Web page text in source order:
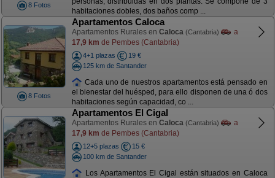
8 Fotos
habitaciones dobles, dos baños comp ...
8 Fotos
Apartamentos Caloca
Apartamentos Rurales en Caloca (Cantabria)
a
17,9 km de Pembes (Cantabria)
4+1 plazas
19 €
125 km de Santander
Cada uno de nuestros apartamentos está pensado en
el bienestar del huésped, para ello disponen de una ó dos
habitaciones según capacidad, co ...
Apartamentos El Cigal
Apartamentos Rurales en Caloca (Cantabria)
a
17,9 km de Pembes (Cantabria)
12+5 plazas
15 €
100 km de Santander
Los Apartamentos El Cigal están situados en Caloca